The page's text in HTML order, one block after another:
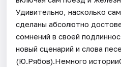
Удивительно, насколько
сделаны абсолютно
сомнений в своей
новый сценарий и слова
(Ю.Рябов).Немного